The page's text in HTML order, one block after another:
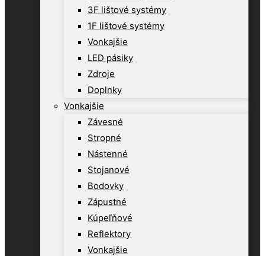
3F lištové systémy
1F lištové systémy
Vonkajšie
LED pásiky
Zdroje
Doplnky
Vonkajšie
Závesné
Stropné
Nástenné
Stojanové
Bodovky
Zápustné
Kúpeľňové
Reflektory
Vonkajšie